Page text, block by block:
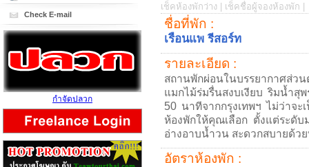
เช็คห้องพักว่าง | เช็คชื่อผู้จองห้องพัก |
ชื่อที่พัก :
เรือนแพ รีสอร์ท
รายละเอียด :
สถานพักผ่อนในบรรยากาศส่
แมกไม้ร่มรื่นสงบเงียบ ริมน้ำสุ
50 นาทีจากกรุงเทพฯ ไม่ว่าจ
ห้องพักให้คุณเลือก ตั้งแต่ระดั
อ่างอาบน้ำวน สะดวกสบายด้ว
อัตราห้องพัก :
Check E-mail
กำจัดปลวก